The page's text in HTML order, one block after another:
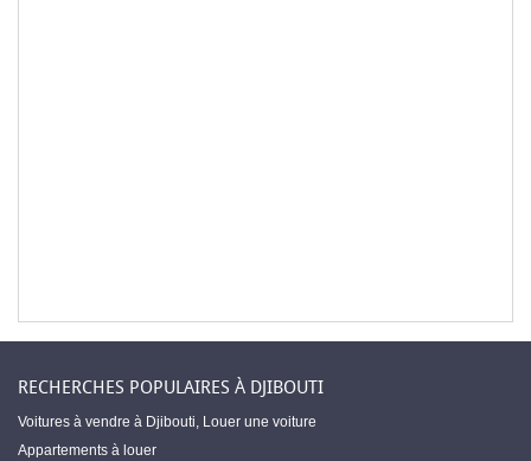
RECHERCHES POPULAIRES À DJIBOUTI
Voitures à vendre à Djibouti, Louer une voiture
Appartements à louer